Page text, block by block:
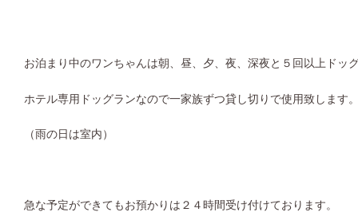
お泊まり中のワンちゃんは朝、昼、夕、夜、深夜と５回以上ドッ
ホテル専用ドッグランなので一家族ずつ貸し切りで使用致します
（雨の日は室内）
急な予定ができてもお預かりは２４時間受け付けております。